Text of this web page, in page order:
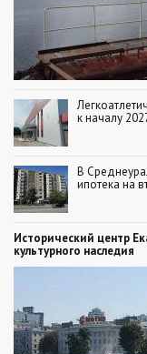
к началу
В
ипотека на
Исторический центр
культурного наследия